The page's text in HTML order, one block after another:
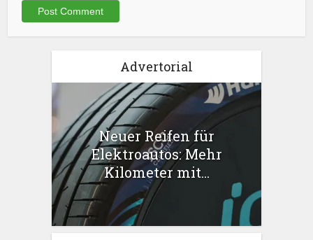
Advertorial
Neuer Reifen für
Elektroautos: Mehr
Kilometer mit...